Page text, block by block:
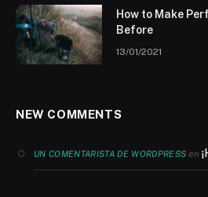
How to Make
Before
13/01/2021
NEW COMMENTS
UN COMENTARISTA DE WORDPRESS en